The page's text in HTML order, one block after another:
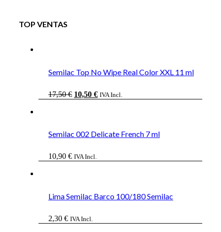
TOP VENTAS
Semilac Top No Wipe Real Color XXL 11 ml
17,50€ El
10,50 €ElIVA Incl.
Semilac 002 Delicate French 7 ml
10,90 € IVA Incl.
Lima Semilac Barco 100/180 Semilac
2,30 € IVA Incl.